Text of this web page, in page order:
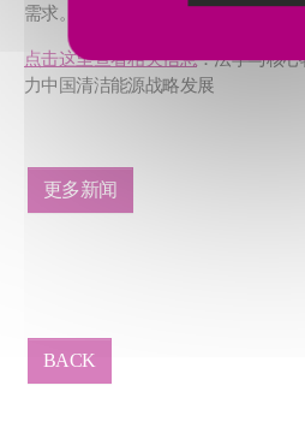
需求。
点击这里查看相关信息：法孚与核
力中国清洁能源战略发展
更多新闻
BACK